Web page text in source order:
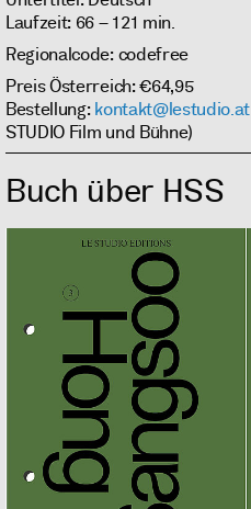
Laufzeit: 66 – 121 min.
Regionalcode: codefree
Preis Österreich: €64,95
Bestellung:kontakt@lestudio.at
STUDIO Film und Bühne)
Buch über HSS